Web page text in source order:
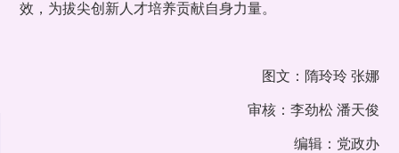
效，为拔尖创新人才培养贡献自身力量。
图文：隋玲玲 张娜
审核：李劲松 潘天俊
编辑：党政办